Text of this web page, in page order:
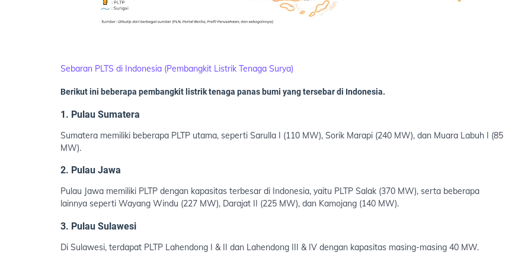
Sebaran PLTS di Indonesia (Pembangkit Listrik Tenaga Surya)
Berikut ini beberapa pembangkit listrik tenaga panas bumi yang tersebar di Indonesia.
1. Pulau Sumatera
Sumatera memiliki beberapa PLTP utama, seperti Sarulla I (110 MW), Sorik Marapi (240 MW), dan Muara Labuh I (85
MW).
2. Pulau Jawa
Pulau Jawa memiliki PLTP dengan kapasitas terbesar di Indonesia, yaitu PLTP Salak (370 MW), serta beberapa
lainnya seperti Wayang Windu (227 MW), Darajat II (225 MW), dan Kamojang (140 MW).
3. Pulau Sulawesi
Di Sulawesi, terdapat PLTP Lahendong I & II dan Lahendong III & IV dengan kapasitas masing-masing 40 MW.